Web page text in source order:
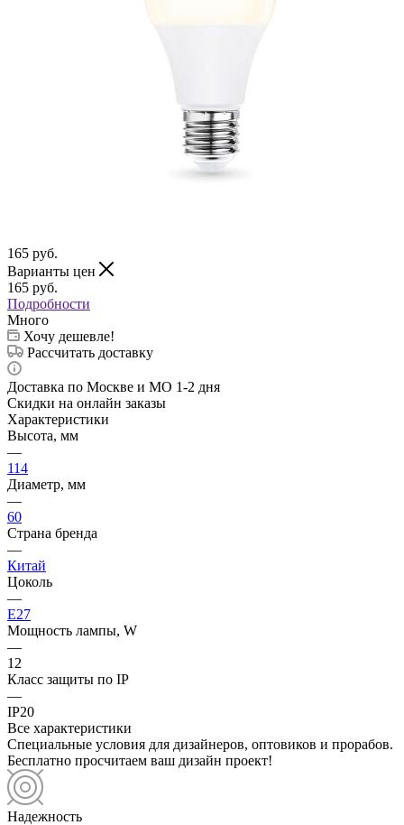
165 руб.
Варианты цен
165 руб.
Подробности
Много
Хочу дешевле!
Рассчитать доставку
Доставка по Москве и МО 1-2 дня
Скидки на онлайн заказы
Характеристики
Высота, мм
—
114
Диаметр, мм
—
60
Страна бренда
—
Китай
Цоколь
—
E27
Мощность лампы, W
—
12
Класс защиты по IP
—
IP20
Все характеристики
Специальные условия для дизайнеров, оптовиков и прорабов.
Бесплатно просчитаем ваш дизайн проект!
Надежность